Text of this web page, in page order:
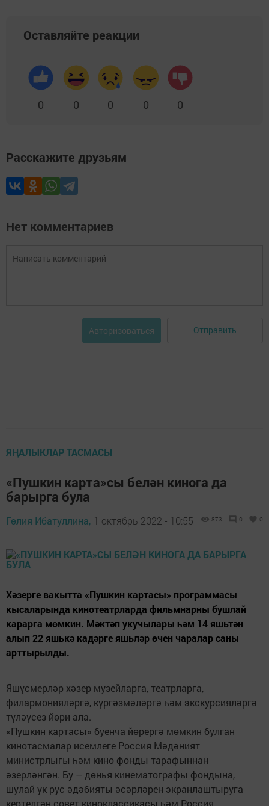
Оставляйте реакции
0 0 0 0 0
Расскажите друзьям
Нет комментариев
Авторизоваться Отправить
ЯҢАЛЫКЛАР ТАСМАСЫ
«Пушкин карта»сы белән кинога да
барырга була
Гөлия Ибатуллина, 1 октябрь 2022 - 10:55 873 0 0
Хәзерге вакытта «Пушкин картасы» программасы
кысаларында кинотеатрларда фильмнарны бушлай
карарга мөмкин. Мәктәп укучылары һәм 14 яшьтән
алып 22 яшькә кадәрге яшьләр өчен чаралар саны
арттырылды.
Яшүсмерләр хәзер музейларга, театрларга,
филармонияләргә, күргәзмәләргә һәм экскурсияләргә
түләүсез йөри ала.
«Пушкин картасы» буенча йөрергә мөмкин булган
кинотасмалар исемлеге Россия Мәдәният
министрлыгы һәм кино фонды тарафыннан
әзерләнгән. Бу – дөнья кинематографы фондына,
шулай ук рус әдәбияты әсәрләрен экранлаштыруга
кертелгән совет киноклассикасы һәм Россия